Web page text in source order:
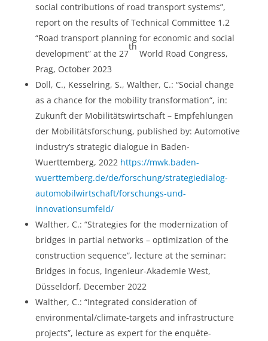
social contributions of road transport systems”,
report on the results of Technical Committee 1.2
“Road transport planning for economic and social
development” at the 27
th
World Road Congress,
Prag, October 2023
Doll, C., Kesselring, S., Walther, C.: “Social change
as a chance for the mobility transformation“, in:
Zukunft der Mobilitätswirtschaft – Empfehlungen
der Mobilitätsforschung, published by: Automotive
industry’s strategic dialogue in Baden-
Wuerttemberg, 2022 https://mwk.baden-
wuerttemberg.de/de/forschung/strategiedialog-
automobilwirtschaft/forschungs-und-
innovationsumfeld/
Walther, C.: “Strategies for the modernization of
bridges in partial networks – optimization of the
construction sequence”, lecture at the seminar:
Bridges in focus, Ingenieur-Akademie West,
Düsseldorf, December 2022
Walther, C.: “Integrated consideration of
environmental/climate-targets and infrastructure
projects”, lecture as expert for the enquête-